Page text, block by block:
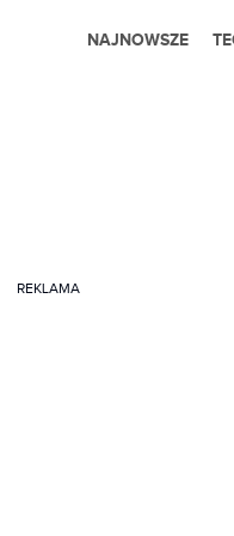
NAJNOWSZE
REKLAMA